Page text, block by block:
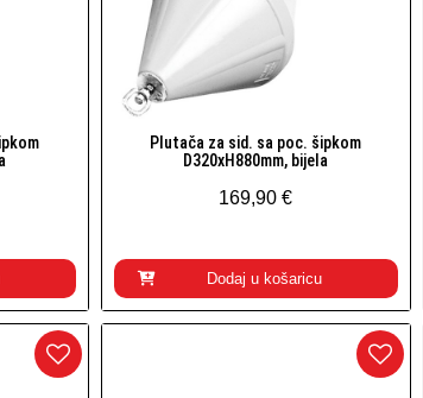
Brzi pogled
Plutača za sid. sa poc. šipkom
D320xH880mm, bijela
169,90 €
Dodaj u košaricu